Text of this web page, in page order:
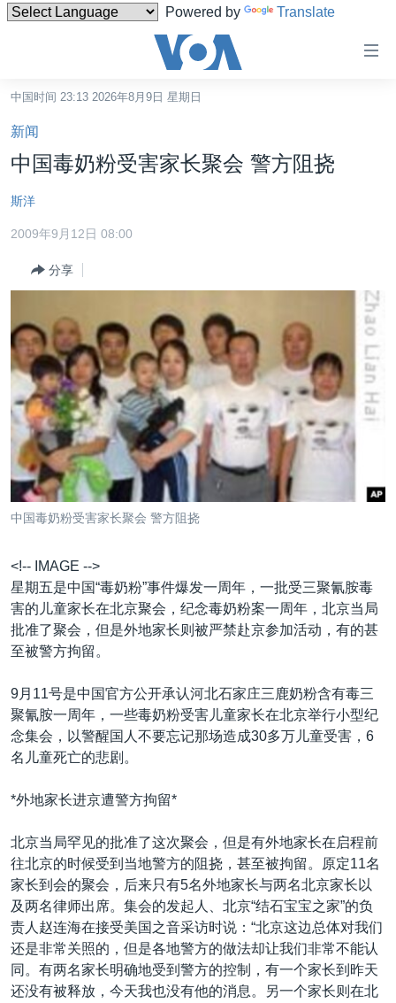
Powered by Translate
碍
链
接
转
内
导
航
转
台湾
港澳
国际
印太
中东
欧洲
非洲
美洲
全球议题
经济·金融·贸易
人权·法律·宗教
科教·文娱·体健
军事
劳工
环境
美中关系
热点专题
白宫要闻
国会报道
美中关系
美国建国250周年
美国之音专访
重要讲话与声明
台海两岸关系
南中国海争端
关注西藏
关注新疆
GEN Z 看美国
VOA视频
VOA今日焦点
中文广播
关注我们
其他语言网站
中国时间 23:13 2026年8月9日 星期日
新闻
中国毒奶粉受害家长聚会 警方阻挠
斯洋
2009年9月12日 08:00
分享
中国毒奶粉受害家长聚会 警方阻挠
<!-- IMAGE -->
星期五是中国“毒奶粉”事件爆发一周年，一批受三聚氰胺毒
害的儿童家长在北京聚会，纪念毒奶粉案一周年，北京当局
批准了聚会，但是外地家长则被严禁赴京参加活动，有的甚
至被警方拘留。
9月11号是中国官方公开承认河北石家庄三鹿奶粉含有毒三
聚氰胺一周年，一些毒奶粉受害儿童家长在北京举行小型纪
念集会，以警醒国人不要忘记那场造成30多万儿童受害，6
名儿童死亡的悲剧。
*外地家长进京遭警方拘留*
北京当局罕见的批准了这次聚会，但是有外地家长在启程前
往北京的时候受到当地警方的阻挠，甚至被拘留。原定11名
家长到会的聚会，后来只有5名外地家长与两名北京家长以
及两名律师出席。集会的发起人、北京“结石宝宝之家”的负
责人赵连海在接受美国之音采访时说：“北京这边总体对我们
还是非常关照的，但是各地警方的做法却让我们非常不能认
同。有两名家长明确地受到警方的控制，有一个家长到昨天
还没有被释放，今天我也没有他的消息。另一个家长则在北